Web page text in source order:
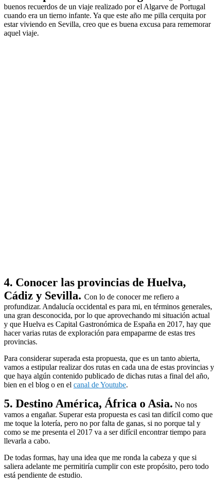
buenos recuerdos de un viaje realizado por el Algarve de Portugal
cuando era un tierno infante. Ya que este año me pilla cerquita por
estar viviendo en Sevilla, creo que es buena excusa para rememorar
aquel viaje.
4. Conocer las provincias de Huelva,
Cádiz y Sevilla. Con lo de conocer me refiero a
profundizar. Andalucía occidental es para mi, en términos generales,
una gran desconocida, por lo que aprovechando mi situación actual
y que Huelva es Capital Gastronómica de España en 2017, hay que
hacer varias rutas de exploración para empaparme de estas tres
provincias.
Para considerar superada esta propuesta, que es un tanto abierta,
vamos a estipular realizar dos rutas en cada una de estas provincias y
que haya algún contenido publicado de dichas rutas a final del año,
bien en el blog o en el canal de Youtube.
5. Destino América, África o Asia. No nos
vamos a engañar. Superar esta propuesta es casi tan difícil como que
me toque la lotería, pero no por falta de ganas, si no porque tal y
como se me presenta el 2017 va a ser difícil encontrar tiempo para
llevarla a cabo.
De todas formas, hay una idea que me ronda la cabeza y que si
saliera adelante me permitiría cumplir con este propósito, pero todo
está pendiente de estudio.